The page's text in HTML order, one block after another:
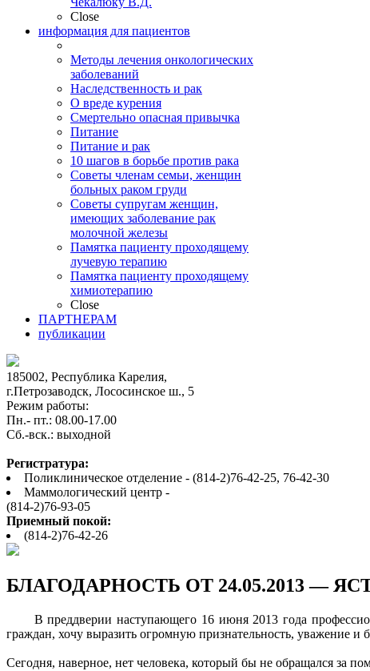
Close
информация для пациентов
Методы лечения онкологических
заболеваний
Наследственность и рак
О вреде курения
Смертельно опасная привычка
Питание
Питание и рак
10 шагов в борьбе против рака
Советы членам семьи, женщин
больных раком груди
Советы супругам женщин,
имеющих заболевание рак
молочной железы
Памятка пациенту проходящему
лучевую терапию
Памятка пациенту проходящему
химиотерапию
Close
ПАРТНЕРАМ
публикации
185002, Республика Карелия,
г.Петрозаводск, Лососинское ш., 5
Режим работы:
Пн.- пт.: 08.00-17.00
Cб.-вск.: выходной
Регистратура:
Поликлиническое отделение - (814-2)76-42-25, 76-42-30
Маммологический центр -
(814-2)76-93-05
Приемный покой:
(814-2)76-42-26
БЛАГОДАРНОСТЬ ОТ 24.05.2013 —
В преддверии наступающего 16 июня 2013 года
граждан, хочу выразить огромную признательность, уважение и
Сегодня, наверное, нет человека, который бы не обращался за